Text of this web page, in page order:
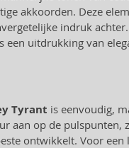
akkoorden. Deze
indruk achter.
een uitdrukking van
Tyrant is eenvoudig,
aan op de pulspunten,
ontwikkelt. Voor een